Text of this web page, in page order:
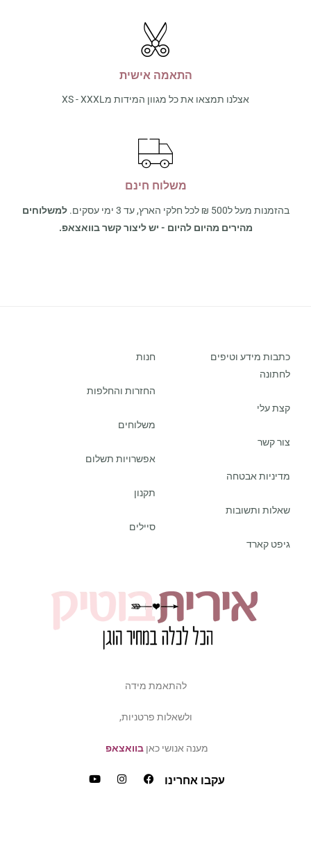
התאמה אישית
אצלנו תמצאו את כל מגוון המידות מXS - XXXL
משלוח חינם
בהזמנות מעל ל500 ₪ לכל חלקי הארץ, עד 3 ימי עסקים.
למשלוחים
מהירים מהיום להיום - יש ליצור קשר בוואצאפ.
כתבות מידע וטיפים
לחתונה
קצת עלי
צור קשר
מדיניות אבטחה
שאלות ותשובות
גיפט קארד
חנות
החזרות והחלפות
משלוחים
אפשרויות תשלום
תקנון
סיילים
להתאמת מידה
ולשאלות פרטניות,
מענה אנושי כאןבוואצאפ
עקבו אחרינו